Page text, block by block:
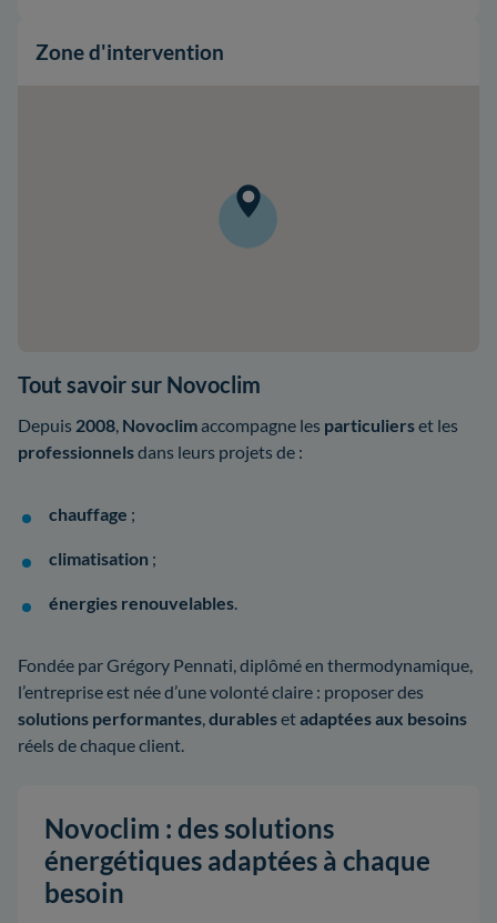
Zone d'intervention
Tout savoir sur Novoclim
Depuis 2008, Novoclimaccompagne les particulierset les
professionnelsdans leurs projets de :
chauffage ;
climatisation ;
énergies renouvelables.
Fondée par Grégory Pennati, diplômé en thermodynamique,
l’entreprise est née d’une volonté claire : proposer des
solutions performantes,durablesetadaptées aux besoins
réels de chaque client.
Novoclim : des solutions
énergétiques adaptées à chaque
besoin